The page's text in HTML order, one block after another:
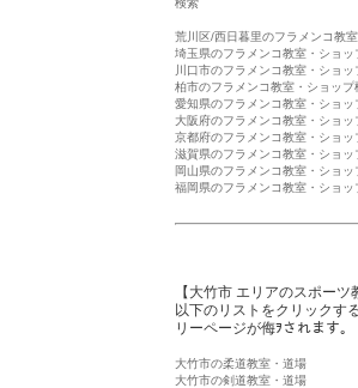
検索
荒川区/西日暮里のフラメンコ教
埼玉県のフラメンコ教室・ショッ
川口市のフラメンコ教室・ショッ
柏市のフラメンコ教室・ショップ
愛知県のフラメンコ教室・ショッ
大阪府のフラメンコ教室・ショッ
京都府のフラメンコ教室・ショッ
滋賀県のフラメンコ教室・ショッ
岡山県のフラメンコ教室・ショッ
福岡県のフラメンコ教室・ショッ
【大竹市 エリアのスポー
以下のリストをクリックす
リーページが侮ｦされます。
大竹市の柔道教室・道場
大竹市の剣道教室・道場